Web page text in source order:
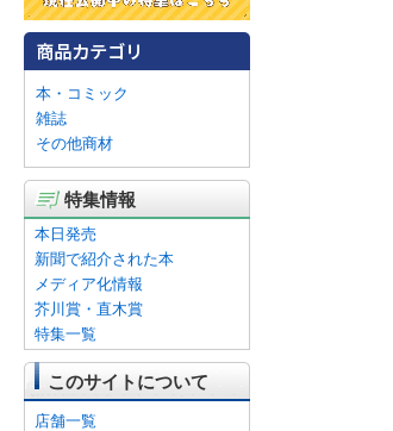
本・コミック
雑誌
その他商材
特集情報
本日発売
新聞で紹介された本
メディア化情報
芥川賞・直木賞
特集一覧
このサイトについて
店舗一覧